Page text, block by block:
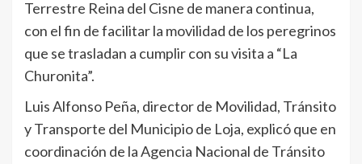
Terrestre Reina del Cisne de manera continua,
con el fin de facilitar la movilidad de los peregrinos
que se trasladan a cumplir con su visita a “La
Churonita”.
Luis Alfonso Peña, director de Movilidad, Tránsito
y Transporte del Municipio de Loja, explicó que en
coordinación de la Agencia Nacional de Tránsito